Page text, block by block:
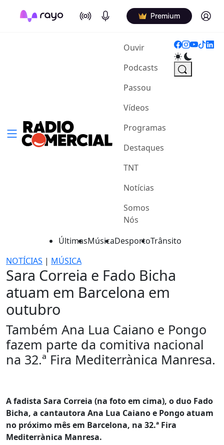
On Air Podcasts Premium Log in
Ouvir(current)
Podcasts
Passou
Vídeos
Programas
Destaques
TNT
Notícias
Somos
Nós
ÚltimasMúsicaDesportoTrânsito
NOTÍCIAS | MÚSICA
Sara Correia e Fado Bicha
atuam em Barcelona em
outubro
Também Ana Lua Caiano e Pongo
fazem parte da comitiva nacional
na 32.ª Fira Mediterrànica Manresa.
A fadista Sara Correia (na foto em cima), o duo Fado
Bicha, a cantautora Ana Lua Caiano e Pongo atuam
no próximo mês em Barcelona, na 32.ª Fira
Mediterrànica Manresa.